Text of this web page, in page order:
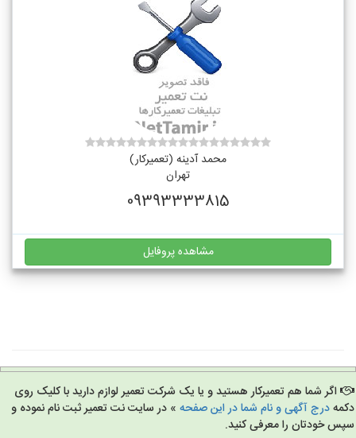
محمد آدینه (تعمیرکار)
تهران
09393333815
مشاهده پروفایل
اگر شما هم تعمیرکار هستید و یا یک شرکت تعمیر لوازم دارید با کلیک روی
درج آگهی و نام شما در این صفحه» در سایت نت تعمیر ثبت نام نموده و
خودتان را معرفی کنید.